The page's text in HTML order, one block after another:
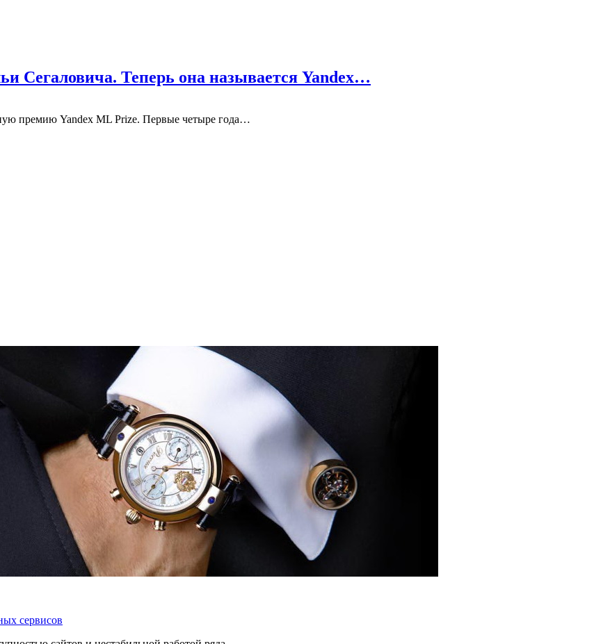
Сегаловича. Теперь она называется Yandex…
премию Yandex ML Prize. Первые четыре года…
сервисов